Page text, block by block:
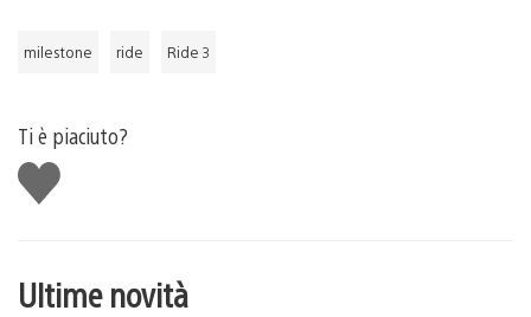
milestone ride Ride 3
Ti è piaciuto?
Mi
piace
Ultime novità